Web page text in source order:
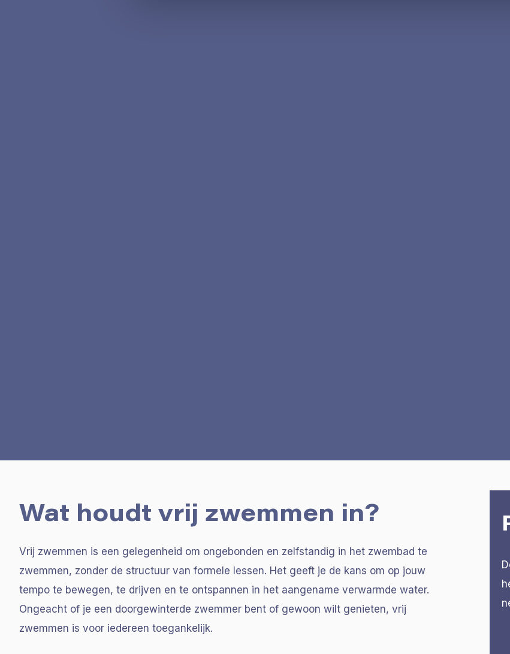
Wat houdt vrij zwemmen in?
Vrij zwemmen is een gelegenheid om ongebonden en zelfstandig in het zwembad te
zwemmen, zonder de structuur van formele lessen. Het geeft je de kans om op jouw
tempo te bewegen, te drijven en te ontspannen in het aangename verwarmde water.
Ongeacht of je een doorgewinterde zwemmer bent of gewoon wilt genieten, vrij
zwemmen is voor iedereen toegankelijk.